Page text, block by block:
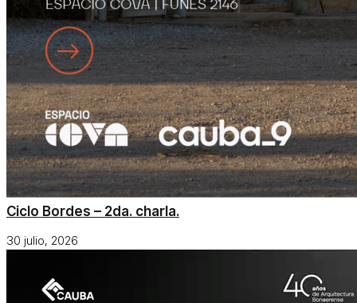
Ciclo Bordes – 2da. charla.
30 julio, 2026